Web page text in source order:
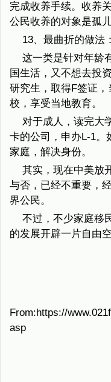
完成收养手续。收养
公民收养的对象是孤
13、最曲折的做法
这一类是针对年龄
国生活，又不想去投
研究生，取得F签证
校，享受当地教育。
对于成人，读完大
卡的公司，申办L-1。
家庭，解决身份。
其实，现在中美放
与否，已经不重要，
界公民。
不过，不少家庭移
的发展开辟一片自由空
From:https://
asp